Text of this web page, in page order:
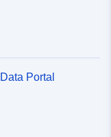
Portal